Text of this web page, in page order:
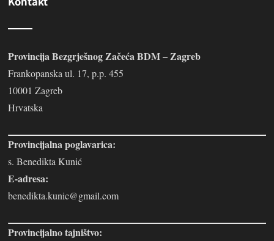
Provincija Bezgrješnog Začeća BDM – Zagreb
Frankopanska ul. 17, p.p. 455
10001 Zagreb
Hrvatska
Provincijalna poglavarica:
s. Benedikta Kunić
E-adresa:
benedikta.kunic@gmail.com
Provincijalno tajništvo: